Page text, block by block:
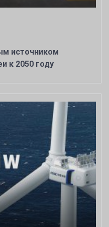
источником
к 2050 году